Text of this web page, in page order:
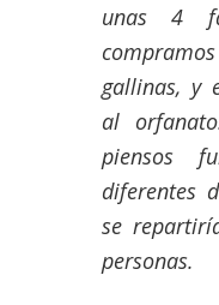
unas 4
gallinas, y
al
piensos
diferentes
se
personas.